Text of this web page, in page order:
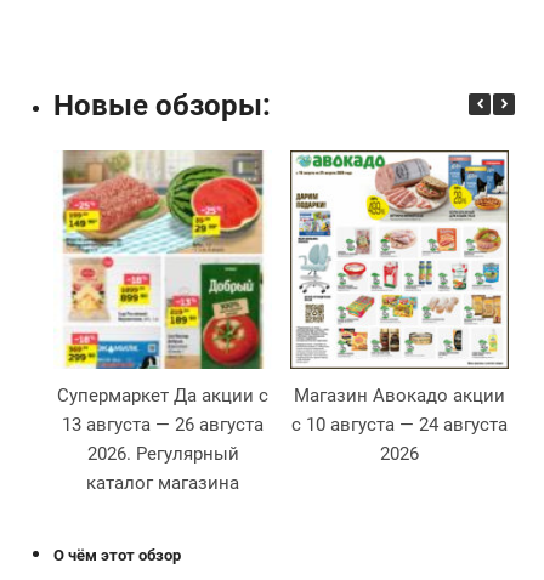
Новые обзоры:
Супермаркет Да акции с
13 августа — 26 августа
2026. Регулярный
каталог магазина
Магазин Авокадо акции
с 10 августа — 24 августа
2026
О чём этот обзор